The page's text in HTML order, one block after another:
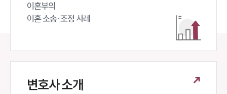
이혼부의
이혼 소송·조정 사례
변호사 소개